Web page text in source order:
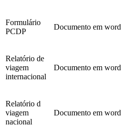
Formulário
PCDP
Documento em word
Relatório de
viagem
internacional
Documento em word
Relatório d
viagem
nacional
Documento em word